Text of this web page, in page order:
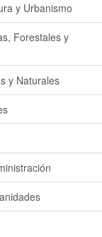
y Urbanismo
Forestales y
y Naturales